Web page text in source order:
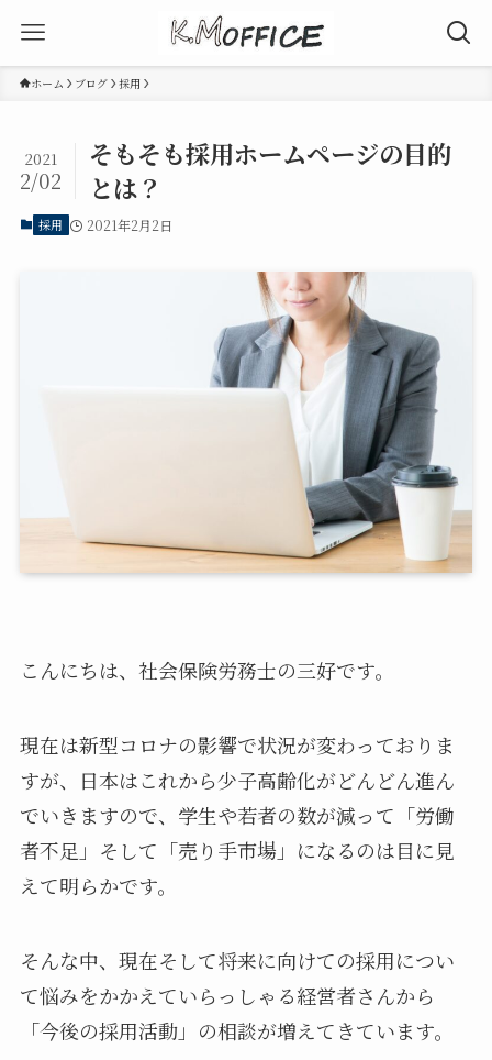
ホーム ブログ 採用
そもそも採用ホームページの目的
とは？
2021
2/02
採用 2021年2月2日
こんにちは、社会保険労務士の三好です。
現在は新型コロナの影響で状況が変わっておりま
すが、日本はこれから少子高齢化がどんどん進ん
でいきますので、学生や若者の数が減って「労働
者不足」そして「売り手市場」になるのは目に見
えて明らかです。
そんな中、現在そして将来に向けての採用につい
て悩みをかかえていらっしゃる経営者さんから
「今後の採用活動」の相談が増えてきています。